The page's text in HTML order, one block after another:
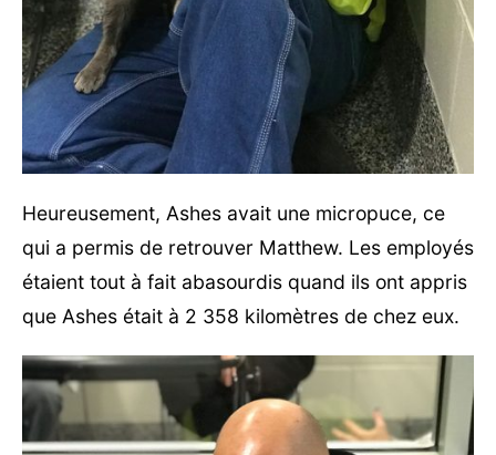
Heureusement, Ashes avait une micropuce, ce
qui a permis de retrouver Matthew. Les employés
étaient tout à fait abasourdis quand ils ont appris
que Ashes était à 2 358 kilomètres de chez eux.